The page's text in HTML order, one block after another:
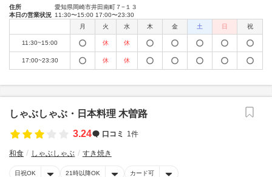
住所
愛知県岡崎市井田南町７−１３
本日の営業状況 11:30〜15:00 17:00〜23:30
月
火 水 木 金 土 日 祝
11:30~15:00 休 休
17:00~23:30 休 休
しゃぶしゃぶ・日本料理 木曽路
3.24
口コミ 1件
和食 しゃぶしゃぶ すき焼き
日祝OK 21時以降OK カード可